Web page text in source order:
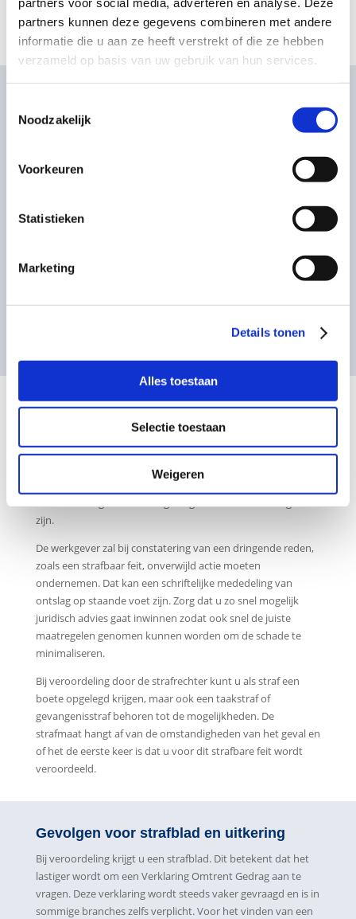
partners kunnen deze gegevens combineren met andere
informatie die u aan ze heeft verstrekt of die ze hebben
verzameld op basis van uw gebruik van hun services.
Noodzakelijk
Voorkeuren
Statistieken
Marketing
Details tonen
Alles toestaan
Selectie toestaan
Weigeren
Een vermoeden dat u zich schuldig heeft gemaakt aan
bewijzen nodig voordat een werkgever iemand kan ontslaan
geldige reden. Dit moet echter van geval tot geval worden
beoordeeld.
De werkgever kan ook een onderzoek instellen. Bij strafbare
feiten is zorgvuldigheid erg belangrijk en daarnaast zal voor
duidelijk zijn. Dit onderzoek dient wel snel uitgevoerd te
worden waarna de werkgever u direct kan meedelen welke
Dringende reden – op staande voet
Aangetoonde diefstal of verduistering levert in het
algemeen een dringende reden op die ontslag op staande
voet rechtvaardigt, ongeacht de waarde van de gestolen of
zijn.
De werkgever zal bij constatering van een dringende reden,
zoals een strafbaar feit, onverwijld actie moeten
ondernemen. Dat kan een schriftelijke mededeling van
ontslag op staande voet zijn. Zorg dat u zo snel mogelijk
juridisch advies gaat inwinnen zodat ook snel de juiste
maatregelen genomen kunnen worden om de schade te
minimaliseren.
Bij veroordeling door de strafrechter kunt u als straf een
boete opgelegd krijgen, maar ook een taakstraf of
gevangenisstraf behoren tot de mogelijkheden. De
strafmaat hangt af van de omstandigheden van het geval en
of het de eerste keer is dat u voor dit strafbare feit wordt
veroordeeld.
Gevolgen voor strafblad en uitkering
Bij veroordeling krijgt u een strafblad. Dit betekent dat het
lastiger wordt om een Verklaring Omtrent Gedrag aan te
vragen. Deze verklaring wordt steeds vaker gevraagd en is in
sommige branches zelfs verplicht. Voor het vinden van een